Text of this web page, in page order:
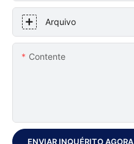
Arquivo
Contente
ENVIAR INQUÉRITO AGORA